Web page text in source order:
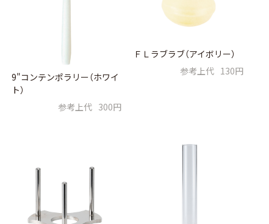
9"コンテンポラリー（ホワイ
ト）
参考上代 300円
ＦＬラブラブ（アイボリー）
参考上代 130円